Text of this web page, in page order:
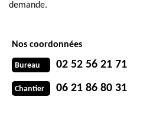
demande.
Nos coordonnées
Bureau 02 52 56 21 71
Chantier 06 21 86 80 31